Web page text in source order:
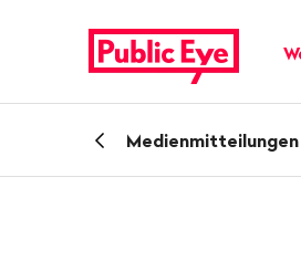
publiceye.ch
ZurückMedienmitteilungen